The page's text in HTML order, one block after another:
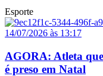
Esporte
14/07/2026 às 13:17
AGORA: Atleta
é preso em Natal